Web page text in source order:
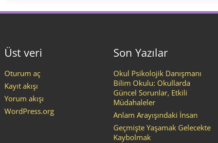
Üst veri
Oturum aç
Kayıt akışı
Yorum akışı
WordPress.org
Son Yazılar
Okul Psikolojik Danışmanı
Bilim Okulu: Okullarda
Güncel Sorunlar, Etkili
Müdahaleler
Anlam Arayışındaki İnsan
Geçmişte Yaşamak Gelecekte
Kaybolmak